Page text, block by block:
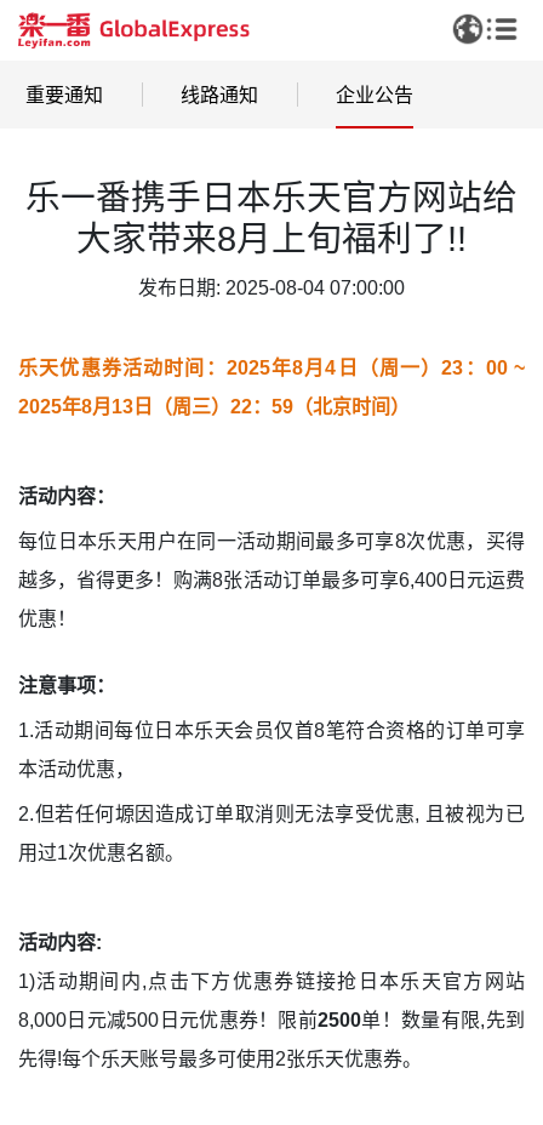
重要通知 线路通知 企业公告
乐一番携手日本乐天官方网站给
大家带来8月上旬福利了!!
发布日期: 2025-08-04 07:00:00
乐天优惠券活动时间：2025年8月4日（周一）23：00 ~
2025年8月13日（周三）22：59（北京时间）
活动内容：
每位日本乐天用户在同一活动期间最多可享8次优惠，买得
越多，省得更多！购满8张活动订单最多可享6,400日元运费
优惠！
注意事项：
1.活动期间每位日本乐天会员仅首8笔符合资格的订单可享
本活动优惠，
2.但若任何塬因造成订单取消则无法享受优惠, 且被视为已
用过1次优惠名额。
活动内容:
1)活动期间内,点击下方优惠券链接抢日本乐天官方网站
8,000日元减500日元优惠券！限前2500单！数量有限,先到
先得!每个乐天账号最多可使用2张乐天优惠券。